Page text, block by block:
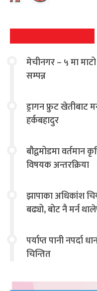
मेचीनगर – ५ मा
सम्पन्न
ड्रागन फ्रुट खेतीबाट
हर्कबहादुर
बौद्वमोडमा वर्तमान कृषिका समस्या र समाधान
विषयक अन्तरक्रिया
झापाका अधिकांश
बढ्यो, बोट नै मर्न
पर्याप्त पानी नपर्दा
चिन्तित